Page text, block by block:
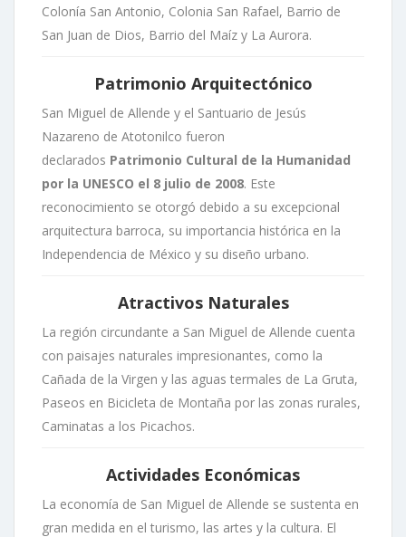
Colonía San Antonio, Colonia San Rafael, Barrio de
San Juan de Dios, Barrio del Maíz y La Aurora.
Patrimonio Arquitectónico
San Miguel de Allende y el Santuario de Jesús
Nazareno de Atotonilco fueron
declarados Patrimonio Cultural de la Humanidad
por la UNESCO el 8 julio de 2008. Este
reconocimiento se otorgó debido a su excepcional
arquitectura barroca, su importancia histórica en la
Independencia de México y su diseño urbano.
Atractivos Naturales
La región circundante a San Miguel de Allende cuenta
con paisajes naturales impresionantes, como la
Cañada de la Virgen y las aguas termales de La Gruta,
Paseos en Bicicleta de Montaña por las zonas rurales,
Caminatas a los Picachos.
Actividades Económicas
La economía de San Miguel de Allende se sustenta en
gran medida en el turismo, las artes y la cultura. El